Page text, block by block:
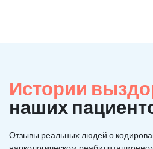
Истории
наших
Отзывы реальных людей о